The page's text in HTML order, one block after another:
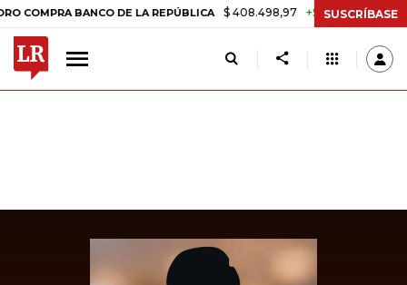
BANCO DE LA REPÚBLICA $ 408.498,97 +$ 8.753,81 +2,19%
SUSCRÍBASE